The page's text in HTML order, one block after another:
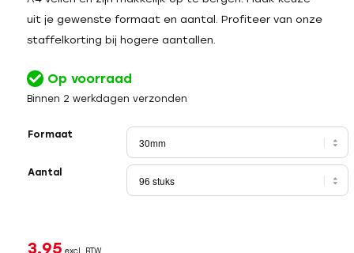
uit je gewenste formaat en aantal. Profiteer van onze
staffelkorting bij hogere aantallen.
Op voorraad
Binnen 2 werkdagen verzonden
Formaat
Aantal
3,95 excl. BTW